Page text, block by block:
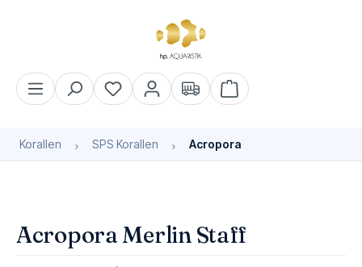
Warenkorb enthält 0
Korallen SPS Korallen Acropora
Acropora Merlin Staff